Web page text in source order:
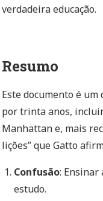
verdadeira educação.
Resumo
Este documento é
por trinta anos,
Manhattan e, mais
lições” que Gatto
Confusão: Ensinar
estudo.